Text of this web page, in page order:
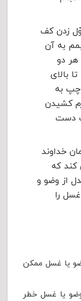
زدن كف
به آن
دو
بالای
به
كشيدن
دست
خداوند
كند كه
از وضو و
را
يا غسل ممکن
يا غسل خطر